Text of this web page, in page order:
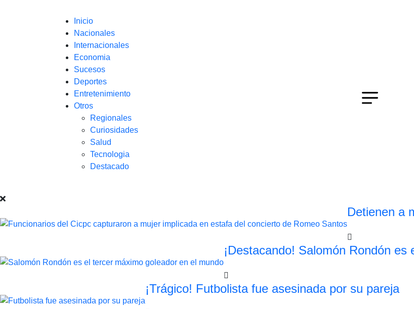
Inicio
Nacionales
Internacionales
Economia
Sucesos
Deportes
Entretenimiento
Otros
Regionales
Curiosidades
Salud
Tecnologia
Destacado
Detienen a
¡Destacando! Salomón Rondón
¡Trágico! Futbolista fue asesinada por su pareja